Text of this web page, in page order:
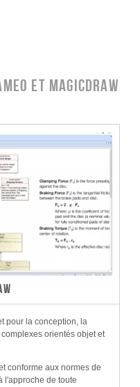
et MagicDraw
pour la conception, la
orientés objet et
conforme aux normes de
l'approche de toute